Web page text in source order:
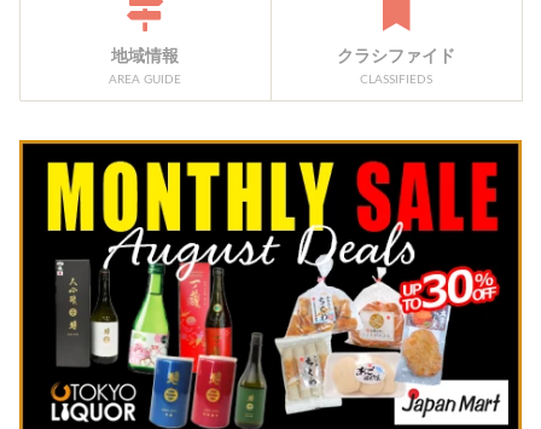
地域情報
AREA GUIDE
クラシファイド
CLASSIFIEDS